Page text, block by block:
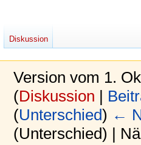
Version vom 1.
(Diskussion |
(Unterschied) ←
(Unterschied) |
Diskussion